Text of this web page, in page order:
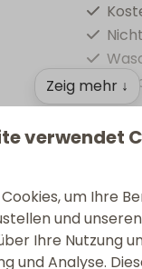
Zeig mehr ↓
verfügt
verwendet
um Ihre
und
Ihre Nutzung
und Analyse.